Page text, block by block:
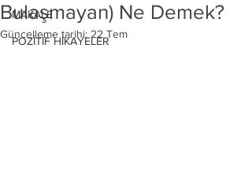
MAKALE
POZİTİF HİKAYELER
Bulaşmayan) Ne Demek?
Güncelleme tarihi: 22 Tem